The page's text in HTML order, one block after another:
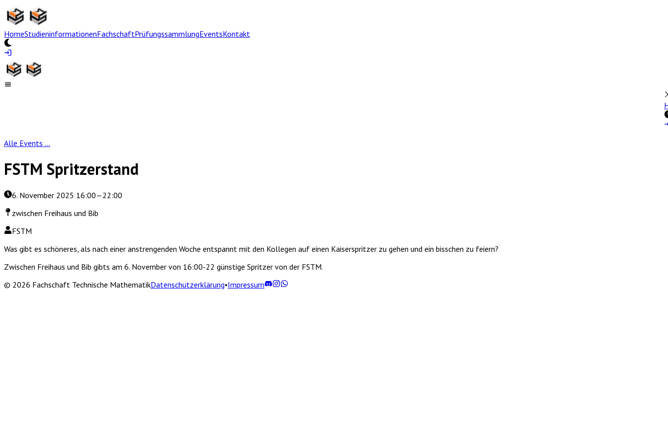
HomeStudieninformationenFachschaftPrüfungssammlungEventsKontakt
Alle Events ...
FSTM Spritzerstand
6. November 2025 16:00—22:00
zwischen Freihaus und Bib
FSTM
Was gibt es schöneres, als nach einer anstrengenden Woche entspannt mit den Kollegen auf einen Kaiserspritzer zu gehen und ein bisschen zu feiern?
Zwischen Freihaus und Bib gibts am 6. November von 16:00-22 günstige Spritzer von der FSTM.
© 2026 Fachschaft Technische MathematikDatenschutzerklärung•Impressum